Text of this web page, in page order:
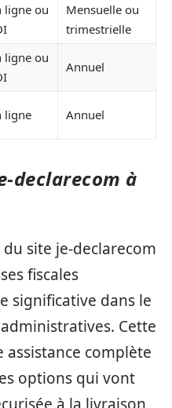
ligne ou
Mensuelle ou
trimestrielle
ligne ou
Annuel
ligne Annuel
declarecom à
site je-declarecom
fiscales
significative dans le
Cette
complète
options qui vont
à la livraison